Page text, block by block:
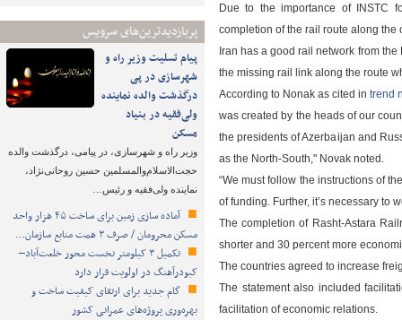
پربازدیدترین‌های سرویس
پیام تسلیت وزیر راه و
شهرسازی در پی
درگذشت والده نماینده
ولی‌فقیه در بنیاد
مسکن
وزیر راه و شهرسازی، در پیامی، درگذشت والده
حجت‌الاسلام‌والمسلمین حسین روحانی‌نژاد،
نماینده ولی‌فقیه و رئیس…
آماده سازی زمین برای ساخت ۴۵ هزار واحد
مسکن محرومان / صرف ۳ همت منابع سازمان…
تکمیل ۳ کیلومتر نخست محور خلعت‌آباد–
کبودرآهنگ در اولویت قرار دارد
گام جدید برای ارتقای کیفیت ساخت و
بهره‌وری پروژه‌های عمرانی کشور
Due to the importance of INSTC
completion of the rail route along the
Iran has a good rail network from
the missing rail link along the route
According to Nonak as cited intrend
was created by the heads of our
the presidents of Azerbaijan and
as the North-South," Novak noted.
“We must follow the instructions of
of funding. Further, it’s necessary to
The completion of Rasht-Astara
shorter and 30 percent more
The countries agreed to increase
The statement also included
facilitation of economic relations.